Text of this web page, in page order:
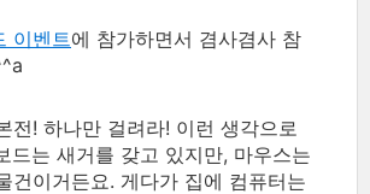
이벤트에 참가하면서 겸사겸사 참
전! 하나만 걸려라! 이런 생각으로
드는 새거를 갖고 있지만, 마우스는
건이거든요. 게다가 집에 컴퓨터는